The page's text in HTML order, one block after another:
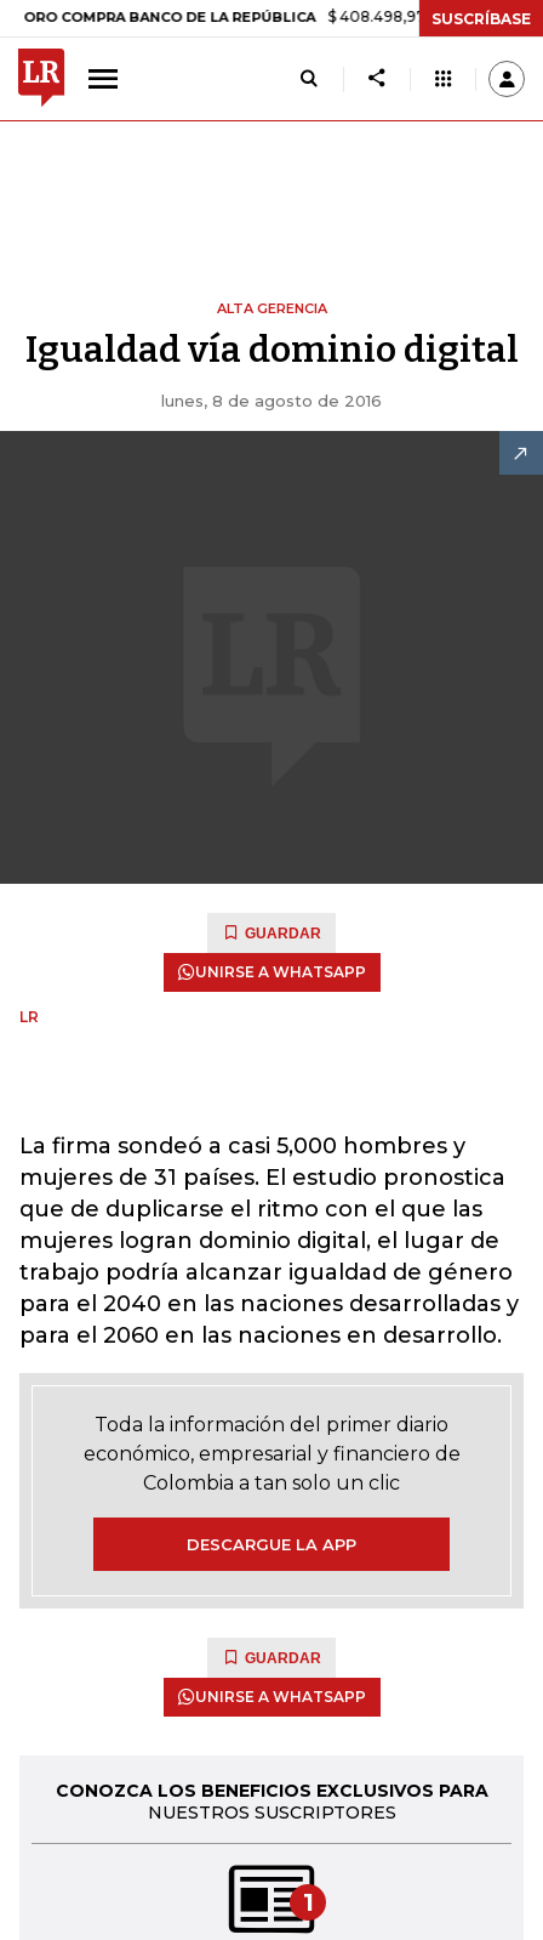
COMPRA BANCO DE LA REPÚBLICA $ 408.498,97 +$ 8.753,81
SUSCRÍBASE
ALTA GERENCIA
Igualdad vía dominio digital
lunes, 8 de agosto de 2016
GUARDAR
UNIRSE A WHATSAPP
LR
La firma sondeó a casi 5,000 hombres y
mujeres de 31 países. El estudio pronostica
que de duplicarse el ritmo con el que las
mujeres logran dominio digital, el lugar de
trabajo podría alcanzar igualdad de género
para el 2040 en las naciones desarrolladas y
para el 2060 en las naciones en desarrollo.
Toda la información del primer diario
económico, empresarial y financiero de
Colombia a tan solo un clic
DESCARGUE LA APP
GUARDAR
UNIRSE A WHATSAPP
CONOZCA LOS BENEFICIOS EXCLUSIVOS PARA
NUESTROS SUSCRIPTORES
1